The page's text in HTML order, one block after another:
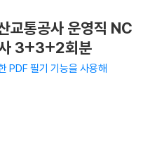
교통공사 운영직 NC
3+3+2회분
PDF 필기 기능을 사용해